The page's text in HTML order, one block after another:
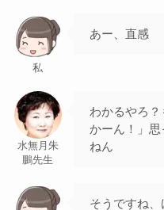
私
あー、直感
水無月朱
鵬先生
わかるやろ
かーん！」
ねん
そうですね